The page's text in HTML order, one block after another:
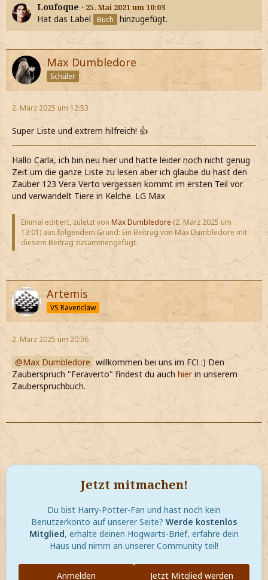
Loufoque 25. Mai 2021 um 10:03
Hat das Label Buch hinzugefügt.
Max Dumbledore
Schüler
2. März 2025 um 12:53
Super Liste und extrem hilfreich! 👍
Hallo Carla, ich bin neu hier und hatte leider noch nicht genug
Zeit um die ganze Liste zu lesen aber ich glaube du hast den
Zauber 123 Vera Verto vergessen kommt im ersten Teil vor
und verwandelt Tiere in Kelche. LG Max
Einmal editiert, zuletzt von Max Dumbledore (2. März 2025 um
13:01) aus folgendem Grund: Ein Beitrag von Max Dumbledore mit
diesem Beitrag zusammengefügt.
Artemis
VS Ravenclaw
2. März 2025 um 20:36
Max Dumbledore willkommen bei uns im FC! :) Den
Zauberspruch "Feraverto" findest du auch hierin unserem
Zauberspruchbuch.
Jetzt mitmachen!
Du bist Harry-Potter-Fan und hast noch kein
Benutzerkonto auf unserer Seite? Werde kostenlos
Mitglied, erhalte deinen Hogwarts-Brief, erfahre dein
Haus und nimm an unserer Community teil!
Jetzt Mitglied werden
Anmelden